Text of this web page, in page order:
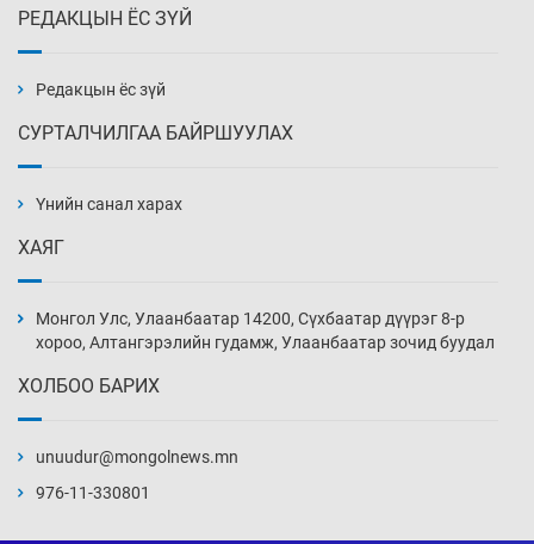
3 цаг 41 мин
нэмэгджээ
4 цаг 11 мин
4 цаг 41 мин
РЕДАКЦЫН ЁС ЗҮЙ
Редакцын ёс зүй
СУРТАЛЧИЛГАА БАЙРШУУЛАХ
Үнийн санал харах
ХАЯГ
Монгол Улс, Улаанбаатар 14200, Сүхбаатар дүүрэг 8-р
хороо, Алтангэрэлийн гудамж, Улаанбаатар зочид буудал
ХОЛБОО БАРИХ
unuudur@mongolnews.mn
976-11-330801